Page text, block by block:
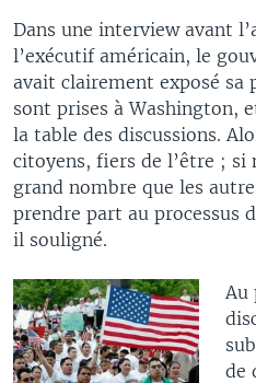
Dans une interview avant
l’exécutif américain, le
avait clairement exposé sa
sont prises à Washington,
la table des discussions.
citoyens, fiers de l’être ; si
grand nombre que les
prendre part au
il souligné.
Au
de